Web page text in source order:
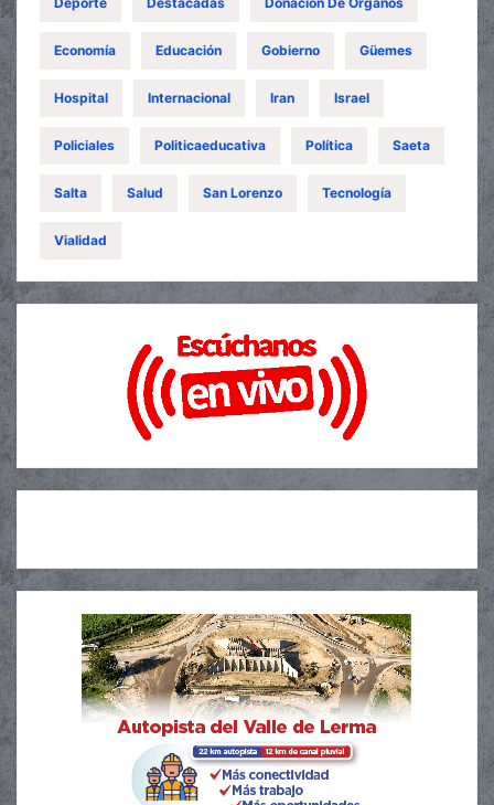
Economía Educación Gobierno Güemes
Hospital Internacional Iran Israel
Policiales Politicaeducativa Política Saeta
Salta Salud San Lorenzo Tecnología
Vialidad